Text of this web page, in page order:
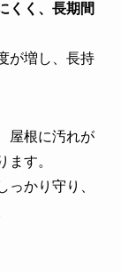
くく、長期間
が増し、長持
屋根に汚れが
ます。
かり守り、